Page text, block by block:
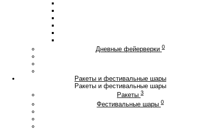
Дневные фейерверки 0
Ракеты и фестивальные шары
Ракеты и фестивальные шары
Ракеты 3
Фестивальные шары 0